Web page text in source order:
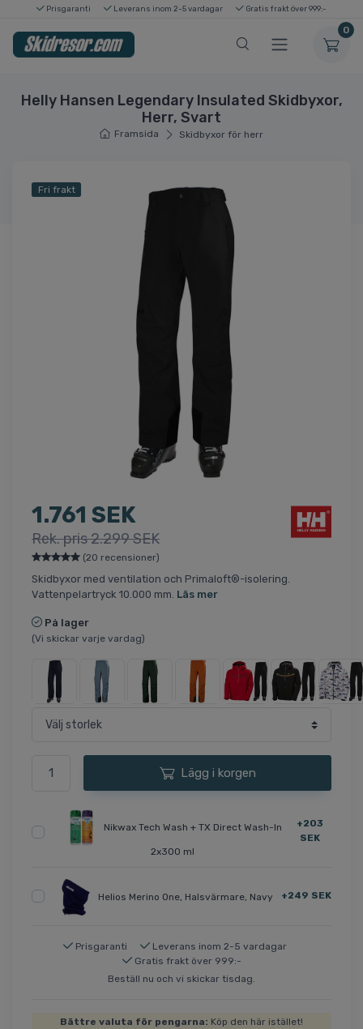
Prisgaranti Leverans inom 2-5 vardagar Gratis frakt över 999:-
0
Helly Hansen Legendary Insulated Skidbyxor,
Herr, Svart
Framsida Skidbyxor för herr
Fri frakt
1.761 SEK
Rek. pris 2.299 SEK
(20 recensioner)
Skidbyxor med ventilation och Primaloft®-isolering.
Vattenpelartryck 10.000 mm. Läs mer
På lager
(Vi skickar varje vardag)
Lägg i korgen
Nikwax Tech Wash + TX Direct Wash-In
2x300 ml
+203
SEK
Helios Merino One, Halsvärmare, Navy +249 SEK
Prisgaranti
Leverans inom 2-5 vardagar
Gratis frakt över 999:-
Beställ nu och vi skickar tisdag.
Bättre valuta för pengarna: Köp den här istället!